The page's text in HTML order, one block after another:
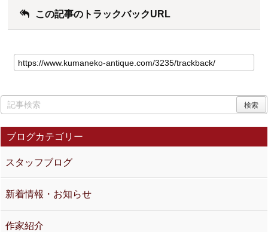
この記事のトラックバックURL
ブログカテゴリー
スタッフブログ
新着情報・お知らせ
作家紹介